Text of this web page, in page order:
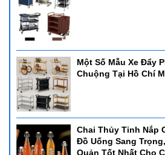
hàng khách sạn cao cấp, chúng thiết kế
khách có thể nhìn thấy thức ăn bên
Nắp nồi có gắn bộ trợ lực nên việc
1. Nồi hâm buffet CN DC817L
- Nồi hâm buffet CN DC817L
- Kích thước: 420*415*190mm
- Dung tích: 6L
- Chất liệu: inox cao cấp
Một Số Mẫu Xe Đẩy
Chuộng Tại Hồ Chí
Chai Thủy Tinh Nắp
Đồ Uống Sang
Quản Tốt Nhất Cho